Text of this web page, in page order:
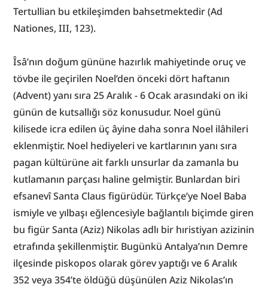
Tertullian bu etkileşimden bahsetmektedir (Ad
Nationes, III, 123).
Îsâ’nın doğum gününe hazırlık mahiyetinde oruç ve
tövbe ile geçirilen Noel’den önceki dört haftanın
(Advent) yanı sıra 25 Aralık - 6 Ocak arasındaki on iki
günün de kutsallığı söz konusudur. Noel günü
kilisede icra edilen üç âyine daha sonra Noel ilâhileri
eklenmiştir. Noel hediyeleri ve kartlarının yanı sıra
pagan kültürüne ait farklı unsurlar da zamanla bu
kutlamanın parçası haline gelmiştir. Bunlardan biri
efsanevî Santa Claus figürüdür. Türkçe’ye Noel Baba
ismiyle ve yılbaşı eğlencesiyle bağlantılı biçimde giren
bu figür Santa (Aziz) Nikolas adlı bir hıristiyan azizinin
etrafında şekillenmiştir. Bugünkü Antalya’nın Demre
ilçesinde piskopos olarak görev yaptığı ve 6 Aralık
352 veya 354’te öldüğü düşünülen Aziz Nikolas’ın